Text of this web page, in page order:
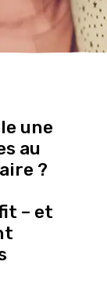
une
au
?
– et